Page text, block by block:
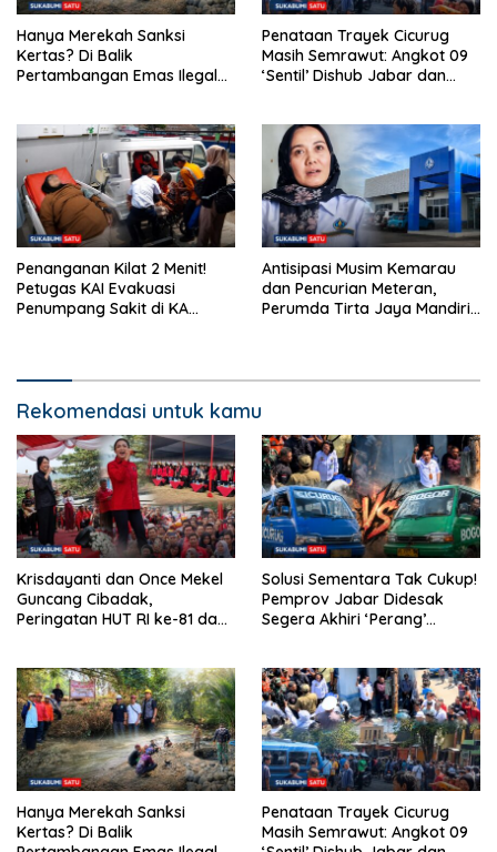
Hanya Merekah Sanksi
Kertas? Di Balik
Pertambangan Emas Ilegal
Penataan Trayek Cicurug
Masih Semrawut: Angkot 09
‘Sentil’ Dishub Jabar dan
Penanganan Kilat 2 Menit!
Petugas KAI Evakuasi
Penumpang Sakit di KA
Antisipasi Musim Kemarau
dan Pencurian Meteran,
Perumda Tirta Jaya Mandiri
Rekomendasi untuk kamu
Krisdayanti dan Once Mekel
Guncang Cibadak,
Peringatan HUT RI ke-81 dan
Solusi Sementara Tak Cukup!
Pemprov Jabar Didesak
Segera Akhiri ‘Perang’
Hanya Merekah Sanksi
Kertas? Di Balik
Penataan Trayek Cicurug
Masih Semrawut: Angkot 09